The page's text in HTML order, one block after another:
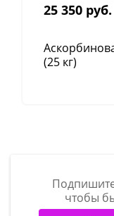
25 350 руб.
(25 кг)
чтобы